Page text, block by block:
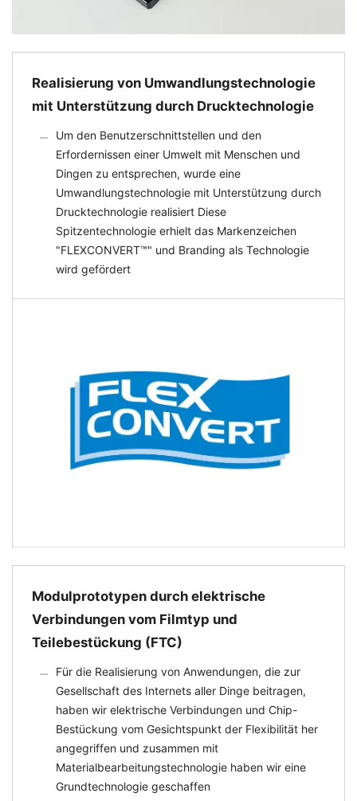
Realisierung von Umwandlungstechnologie
mit Unterstützung durch Drucktechnologie
Um den Benutzerschnittstellen und den
Erfordernissen einer Umwelt mit Menschen und
Dingen zu entsprechen, wurde eine
Umwandlungstechnologie mit Unterstützung durch
Drucktechnologie realisiert Diese
Spitzentechnologie erhielt das Markenzeichen
"FLEXCONVERT™" und Branding als Technologie
wird gefördert
Modulprototypen durch elektrische
Verbindungen vom Filmtyp und
Teilebestückung (FTC)
Für die Realisierung von Anwendungen, die zur
Gesellschaft des Internets aller Dinge beitragen,
haben wir elektrische Verbindungen und Chip-
Bestückung vom Gesichtspunkt der Flexibilität her
angegriffen und zusammen mit
Materialbearbeitungstechnologie haben wir eine
Grundtechnologie geschaffen